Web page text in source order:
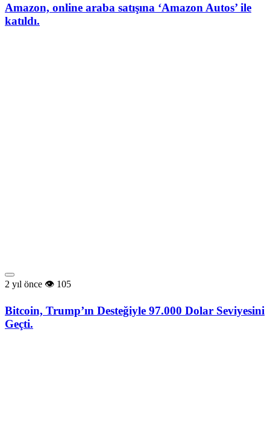
Amazon, online araba satışına ‘Amazon Autos’ ile
katıldı.
2 yıl önce 105
Bitcoin, Trump’ın Desteğiyle 97.000 Dolar Seviyesini
Geçti.